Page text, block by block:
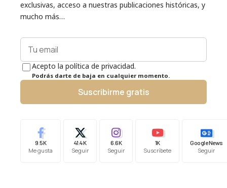
exclusivas, acceso a nuestras publicaciones históricas, y
mucho más…
Acepto la política de privacidad.
Podrás darte de baja en cualquier momento.
Suscribirme gratis
9.5K
Me gusta
41.4K
Seguir
6.6K
Seguir
1K
Suscríbete
Google News
Seguir